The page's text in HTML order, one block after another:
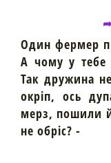
Один фермер
А чому у тебе
Так дружина
окріп, ось
мерз, пошили
не обріс? -